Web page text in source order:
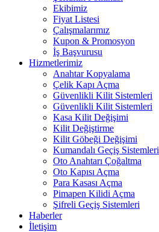
Ekibimiz
Fiyat Listesi
Çalışmalarımız
Kupon & Promosyon
İş Başvurusu
Hizmetlerimiz
Anahtar Kopyalama
Çelik Kapı Açma
Güvenlikli Kilit Sistemleri
Güvenlikli Kilit Sistemleri
Kasa Kilit Değişimi
Kilit Değiştirme
Kilit Göbeği Değişimi
Kumandalı Geçiş Sistemleri
Oto Anahtarı Çoğaltma
Oto Kapısı Açma
Para Kasası Açma
Pimapen Kilidi Açma
Şifreli Geçiş Sistemleri
Haberler
İletişim